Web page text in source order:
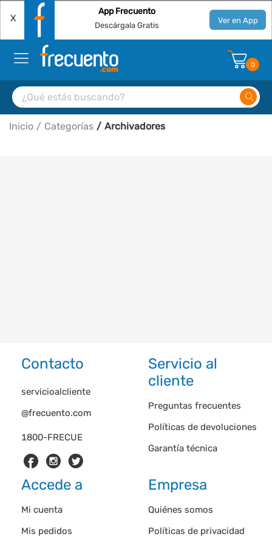
X
App Frecuento
Descárgala Gratis Ver en App
0
Inicio Categorías Archivadores
Contacto
1800-FRECUE
servicioalcliente
@frecuento.com
Servicio al
cliente
Preguntas frecuentes
Políticas de devoluciones
Garantía técnica
Accede a
Mi cuenta
Mis pedidos
Empresa
Quiénes somos
Políticas de privacidad